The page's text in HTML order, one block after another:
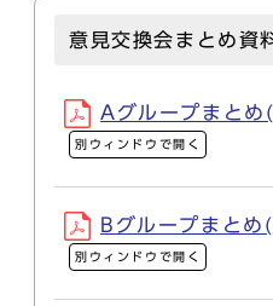
意見交換会まとめ資
Aグループまと
別ウィンドウで開く
Bグループまと
別ウィンドウで開く